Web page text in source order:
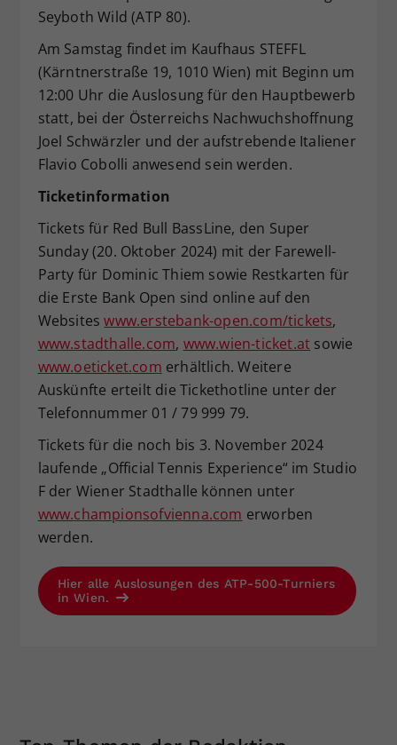
Seyboth Wild (ATP 80).
Am Samstag findet im Kaufhaus STEFFL
(Kärntnerstraße 19, 1010 Wien) mit Beginn um
12:00 Uhr die Auslosung für den Hauptbewerb
statt, bei der Österreichs Nachwuchshoffnung
Joel Schwärzler und der aufstrebende Italiener
Flavio Cobolli anwesend sein werden.
Ticketinformation
Tickets für Red Bull BassLine, den Super
Sunday (20. Oktober 2024) mit der Farewell-
Party für Dominic Thiem sowie Restkarten für
die Erste Bank Open sind online auf den
Websiteswww.erstebank-open.com/tickets,
www.stadthalle.com, www.wien-ticket.at sowie
www.oeticket.com erhältlich. Weitere
Auskünfte erteilt die Tickethotline unter der
Telefonnummer 01 / 79 999 79.
Tickets für die noch bis 3. November 2024
laufende „Official Tennis Experience“ im Studio
F der Wiener Stadthalle können unter
www.championsofvienna.com erworben
werden.
Hier alle Auslosungen des ATP-500-Turniers
in Wien.